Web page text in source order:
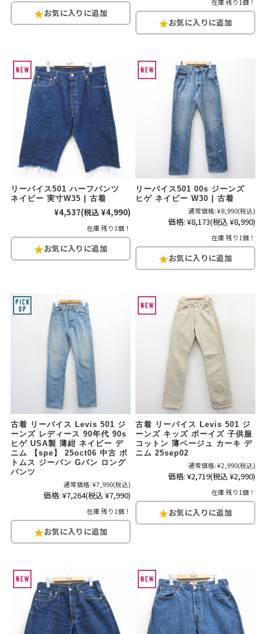
在庫 残り1個！
リーバイス501 ハーフパンツ
ネイビー 実寸W35 | 古着
¥4,537(税込 ¥4,990)
在庫 残り1個！
リーバイス501 00s ジーンズ
ヒゲ ネイビー W30 | 古着
通常価格: ¥8,990(税込)
価格: ¥8,173(税込 ¥8,990)
在庫 残り1個！
古着 リーバイス Levis 501 ジ
ーンズ レディース 90年代 90s
ヒゲ USA製 薄紺 ネイビー デ
ニム 【spe】 25oct06 中古 ボ
トムス ジーパン Gパン ロング
パンツ
通常価格: ¥7,990(税込)
価格: ¥7,264(税込 ¥7,990)
在庫 残り1個！
古着 リーバイス Levis 501 ジ
ーンズ キッズ ボーイズ 子供服
コットン 薄ベージュ カーキ デ
ニム 25sep02
通常価格: ¥2,990(税込)
価格: ¥2,719(税込 ¥2,990)
在庫 残り1個！